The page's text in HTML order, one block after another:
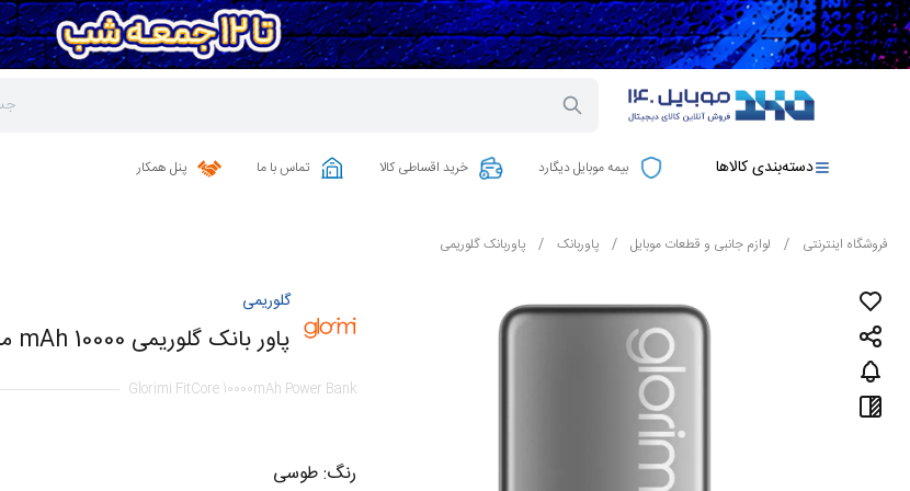
دسته‌بندی کالاها بیمه موبایل دیگارد خرید اقساطی کالا تماس با ما پنل همکار
فروشگاه اینترنتی / لوازم جانبی و قطعات موبایل / پاوربانک / پاوربانک گلوریمی
گلوریمی
پاور بانک گلوریمی 10000 mAh مدل FitCore
Glorimi FitCore 10000mAh Power Bank
رنگ: طوسی